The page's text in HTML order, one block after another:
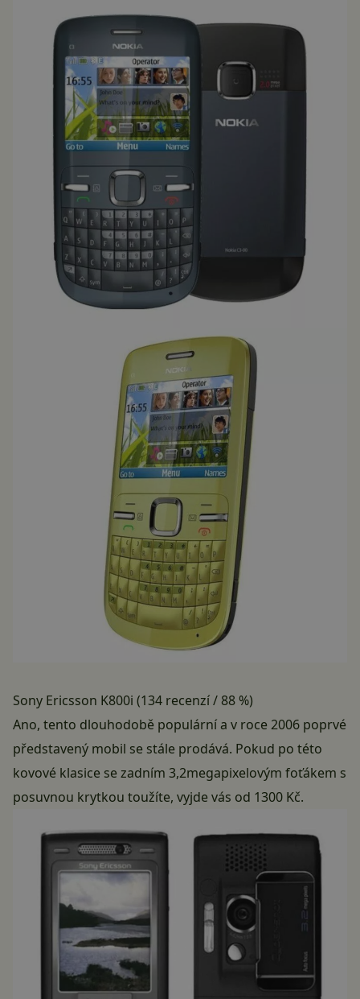
Sony Ericsson K800i (134 recenzí / 88 %)
Ano, tento dlouhodobě populární a v roce 2006 poprvé
představený mobil se stále prodává. Pokud po této
kovové klasice se zadním 3,2megapixelovým foťákem s
posuvnou krytkou toužíte, vyjde vás od 1300 Kč.